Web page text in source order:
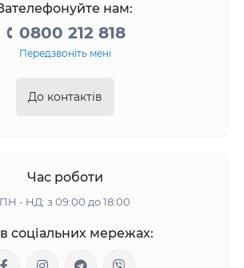
нам:
0800 212 818
Передзвоніть мені
До контактів
Час роботи
ПН - НД: з 09:00 до 18:00
соціальних мережах: